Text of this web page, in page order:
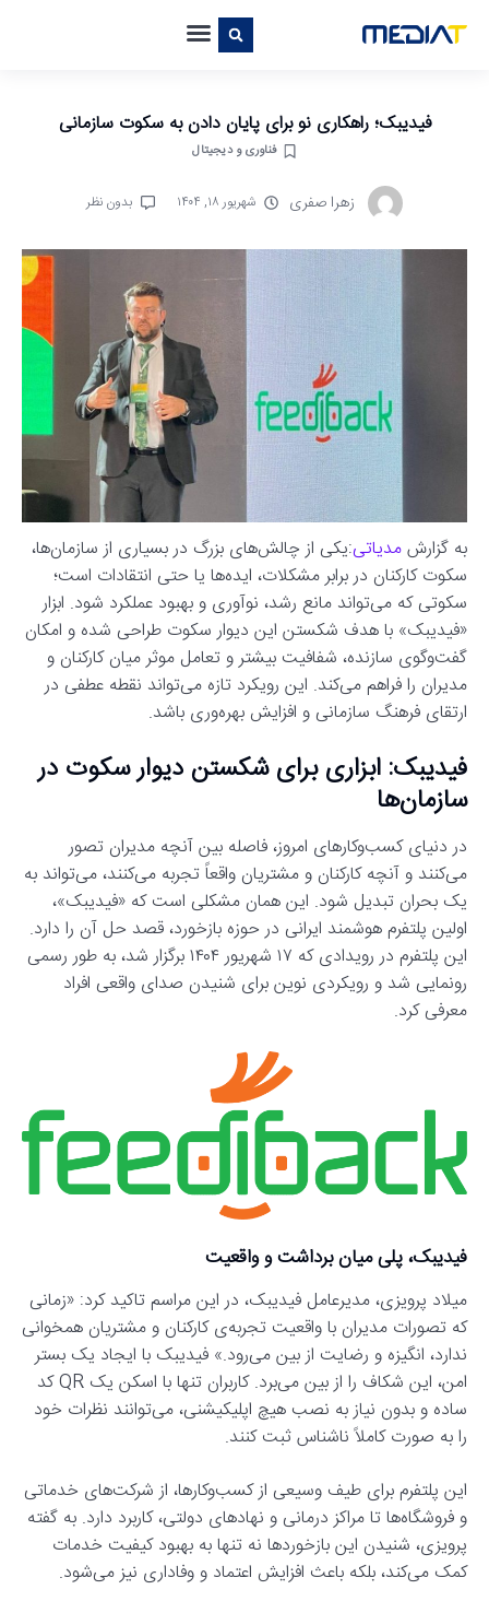
فیدیبک؛ راهکاری نو برای پایان دادن به سکوت سازمانی
فناوری و دیجیتال
زهرا صفری شهریور ۱۸, ۱۴۰۴ بدون نظر
به گزارشمدیاتی:یکی از چالش‌های بزرگ در بسیاری از سازمان‌ها،
سکوت کارکنان در برابر مشکلات، ایده‌ها یا حتی انتقادات است؛
سکوتی که می‌تواند مانع رشد، نوآوری و بهبود عملکرد شود. ابزار
«فیدیبک» با هدف شکستن این دیوار سکوت طراحی شده و امکان
گفت‌وگوی سازنده، شفافیت بیشتر و تعامل موثر میان کارکنان و
مدیران را فراهم می‌کند. این رویکرد تازه می‌تواند نقطه عطفی در
ارتقای فرهنگ سازمانی و افزایش بهره‌وری باشد.
فیدیبک: ابزاری برای شکستن دیوار سکوت در
سازمان‌ها
در دنیای کسب‌وکارهای امروز، فاصله بین آنچه مدیران تصور
می‌کنند و آنچه کارکنان و مشتریان واقعاً تجربه می‌کنند، می‌تواند به
یک بحران تبدیل شود. این همان مشکلی است که «فیدیبک»،
اولین پلتفرم هوشمند ایرانی در حوزه بازخورد، قصد حل آن را دارد.
این پلتفرم در رویدادی که ۱۷ شهریور ۱۴۰۴ برگزار شد، به طور رسمی
رونمایی شد و رویکردی نوین برای شنیدن صدای واقعی افراد
معرفی کرد.
فیدیبک، پلی میان برداشت و واقعیت
میلاد پرویزی، مدیرعامل فیدیبک، در این مراسم تاکید کرد: «زمانی
که تصورات مدیران با واقعیت تجربه‌ی کارکنان و مشتریان همخوانی
ندارد، انگیزه و رضایت از بین می‌رود.» فیدیبک با ایجاد یک بستر
امن، این شکاف را از بین می‌برد. کاربران تنها با اسکن یک QR کد
ساده و بدون نیاز به نصب هیچ اپلیکیشنی، می‌توانند نظرات خود
را به صورت کاملاً ناشناس ثبت کنند.
این پلتفرم برای طیف وسیعی از کسب‌وکارها، از شرکت‌های خدماتی
و فروشگاه‌ها تا مراکز درمانی و نهادهای دولتی، کاربرد دارد. به گفته
پرویزی، شنیدن این بازخوردها نه تنها به بهبود کیفیت خدمات
کمک می‌کند، بلکه باعث افزایش اعتماد و وفاداری نیز می‌شود.